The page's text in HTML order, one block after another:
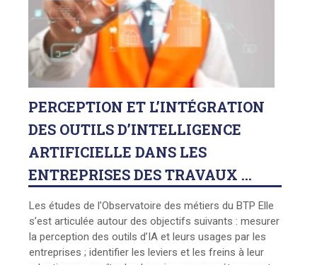
PERCEPTION ET L’INTÉGRATION
DES OUTILS D’INTELLIGENCE
ARTIFICIELLE DANS LES
ENTREPRISES DES TRAVAUX ...
Les études de l’Observatoire des métiers du BTP Elle
s’est articulée autour des objectifs suivants : mesurer
la perception des outils d’IA et leurs usages par les
entreprises ; identifier les leviers et les freins à leur